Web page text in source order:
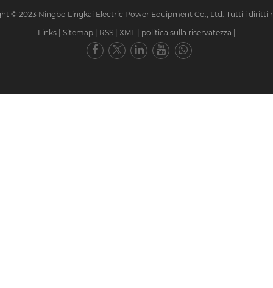
© 2023 Ningbo Lingkai Electric Power Equipment Co., Ltd. Tutti i diritti
Links
Sitemap RSS XML politica sulla riservatezza